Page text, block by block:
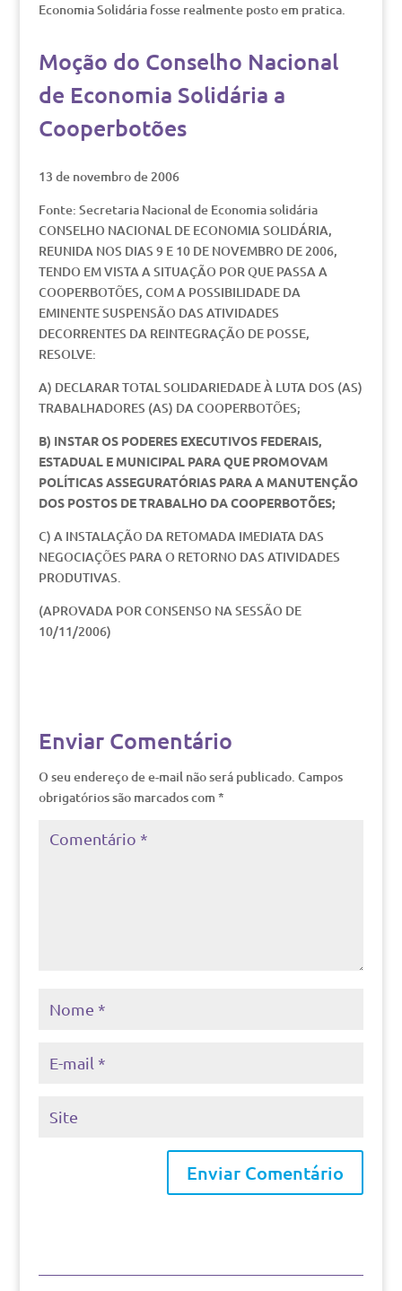
Economia Solidária fosse realmente posto em pratica.
Moção do Conselho Nacional
de Economia Solidária a
Cooperbotões
13 de novembro de 2006
Fonte: Secretaria Nacional de Economia solidária
CONSELHO NACIONAL DE ECONOMIA SOLIDÁRIA,
REUNIDA NOS DIAS 9 E 10 DE NOVEMBRO DE 2006,
TENDO EM VISTA A SITUAÇÃO POR QUE PASSA A
COOPERBOTÕES, COM A POSSIBILIDADE DA
EMINENTE SUSPENSÃO DAS ATIVIDADES
DECORRENTES DA REINTEGRAÇÃO DE POSSE,
RESOLVE:
A) DECLARAR TOTAL SOLIDARIEDADE À LUTA DOS (AS)
TRABALHADORES (AS) DA COOPERBOTÕES;
B) INSTAR OS PODERES EXECUTIVOS FEDERAIS,
ESTADUAL E MUNICIPAL PARA QUE PROMOVAM
POLÍTICAS ASSEGURATÓRIAS PARA A MANUTENÇÃO
DOS POSTOS DE TRABALHO DA COOPERBOTÕES;
C) A INSTALAÇÃO DA RETOMADA IMEDIATA DAS
NEGOCIAÇÕES PARA O RETORNO DAS ATIVIDADES
PRODUTIVAS.
(APROVADA POR CONSENSO NA SESSÃO DE
10/11/2006)
Enviar Comentário
O seu endereço de e-mail não será publicado. Campos
obrigatórios são marcados com *